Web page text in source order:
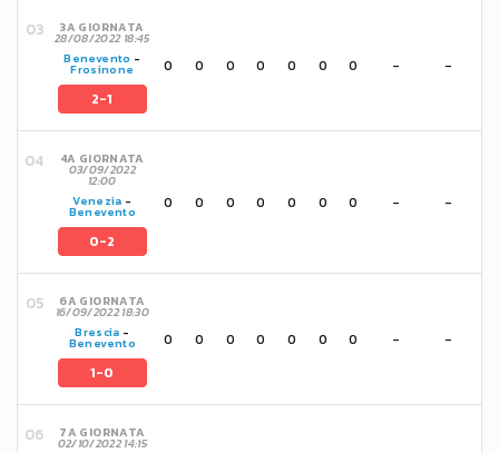
3A GIORNATA
28/08/2022 18:45
Benevento -
Frosinone
2-1
0 0 0 0 0 0 0 - -
4A GIORNATA
03/09/2022
12:00
Venezia -
Benevento
0-2
0 0 0 0 0 0 0 - -
6A GIORNATA
16/09/2022 18:30
Brescia -
Benevento
1-0
0 0 0 0 0 0 0 - -
7A GIORNATA
02/10/2022 14:15